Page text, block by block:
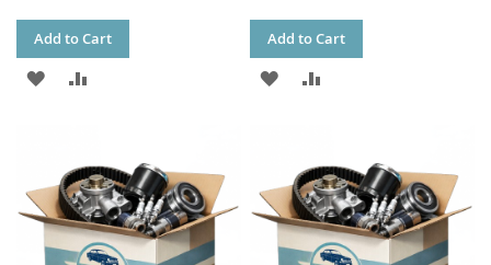
Add to Cart
ADD
LIST
Add to Cart
ADD
LIST